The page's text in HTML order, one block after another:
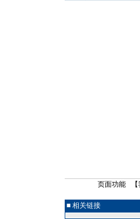
页面功能 【
■ 相关链接